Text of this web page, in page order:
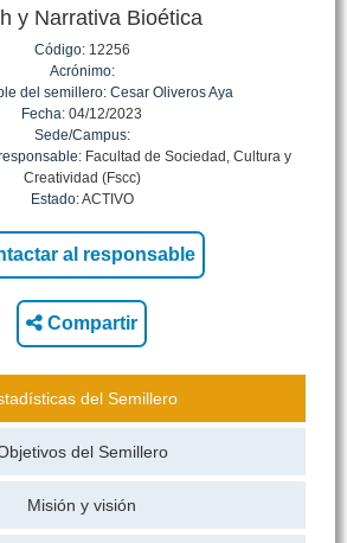
y Narrativa Bioética
Código:12256
Acrónimo:
del semillero: Cesar Oliveros Aya
Fecha: 04/12/2023
Sede/Campus:
Facultad de Sociedad, Cultura y
Creatividad (Fscc)
Estado:ACTIVO
Compartir
del Semillero
del Semillero
Misión y visión